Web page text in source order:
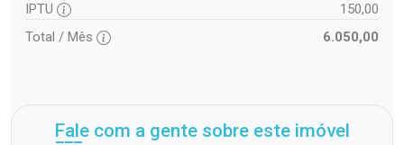
IPTU
150,00
Total / Mês
6.050,00
Fale com a gente sobre este imóvel